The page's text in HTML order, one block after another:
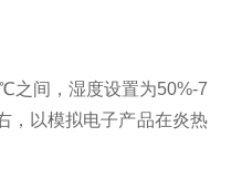
之间，湿度设置为50%-7
，以模拟电子产品在炎热